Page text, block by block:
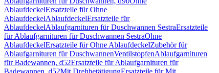
AblaufdeckelErsatzteile für Ohne
AblaufdeckelAblaufdeckelErsatzteile für
AblaufdeckelAblaufgarnituren für Duschwannen SestraErsatzteile
für Ablaufgarnituren für Duschwannen SestraOhne
AblaufdeckelErsatzteile für Ohne AblaufdeckelZubehör für
Ablaufgarnituren für DuschwannenVentilstopfenAblaufgarnituren
für Badewannen, d52Ersatzteile für Ablaufgarnituren für
Badewannen, d52Mit DrehbetätigungErsatzteile für Mit